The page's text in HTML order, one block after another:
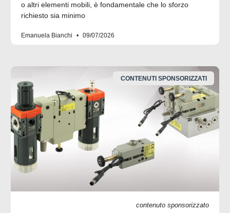
o altri elementi mobili, è fondamentale che lo sforzo
richiesto sia minimo
Emanuela Bianchi 09/07/2026
CONTENUTI SPONSORIZZATI
contenuto sponsorizzato